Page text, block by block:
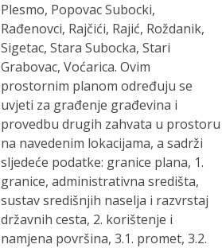
Plesmo, Popovac Subocki,
Rađenovci, Rajčići, Rajić, Roždanik,
Sigetac, Stara Subocka, Stari
Grabovac, Voćarica. Ovim
prostornim planom određuju se
uvjeti za građenje građevina i
provedbu drugih zahvata u prostoru
na navedenim lokacijama, a sadrži
sljedeće podatke: granice plana, 1.
granice, administrativna središta,
sustav središnjih naselja i razvrstaj
državnih cesta, 2. korištenje i
namjena površina, 3.1. promet, 3.2.